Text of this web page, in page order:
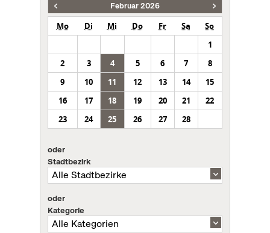
Februar 2026
Mo Di Mi Do Fr Sa
So
1
2
3 4 5 6 7
8
9
10 11 12 13 14
15
16
17 18 19 20 21
22
23
24 25 26 27 28
oder
Stadtbezirk
oder
Kategorie